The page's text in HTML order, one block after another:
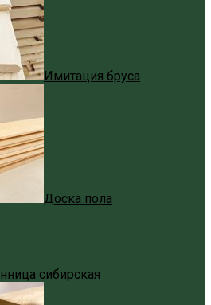
Имитация бруса
Доска пола
сибирская